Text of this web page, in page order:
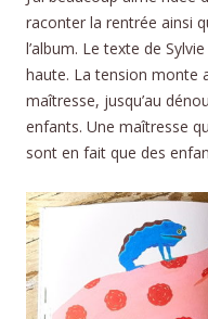
raconter la rentrée ainsi
l’album. Le texte de
haute. La tension monte
maîtresse, jusqu’au
enfants. Une maîtresse
sont en fait que des